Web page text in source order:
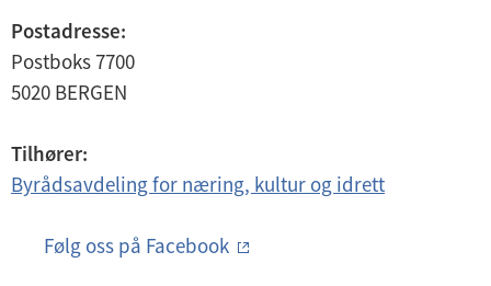
Postadresse:
Postboks 7700
5020 BERGEN
Tilhører:
Byrådsavdeling for næring, kultur og idrett
Følg oss på Facebook